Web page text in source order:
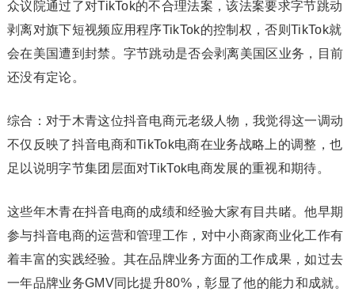
众议院通过了对TikTok的不合理法案，该法案要求字节跳动
剥离对旗下短视频应用程序TikTok的控制权，否则TikTok就
会在美国遭到封禁。字节跳动是否会剥离美国区业务，目前
还没有定论。
综合：对于木青这位抖音电商元老级人物，我觉得这一调动
不仅反映了抖音电商和TikTok电商在业务战略上的调整，也
足以说明字节集团层面对TikTok电商发展的重视和期待。
这些年木青在抖音电商的成绩和经验大家有目共睹。他早期
参与抖音电商的运营和管理工作，对中小商家商业化工作有
着丰富的实践经验。其在品牌业务方面的工作成果，如过去
一年品牌业务GMV同比提升80%，彰显了他的能力和成就。